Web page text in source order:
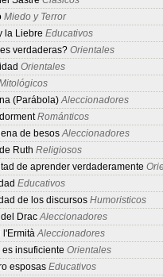
Miedo y Terror
la Liebre Educativos
verdaderas? Orientales
Orientales
(Parábola)Aleccionadores
Románticos
de besosAleccionadores
Ruth Religiosos
de aprender verdaderamente
Educativos
de los discursos Humoristicos
DracAleccionadores
l'ErmitàAleccionadores
es insuficiente Orientales
esposas Educativos